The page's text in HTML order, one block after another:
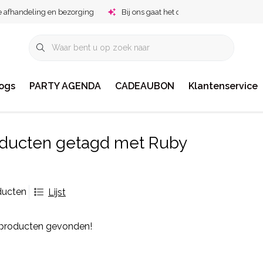
afhandeling en bezorging Bij ons gaat het om jou!
PARTY AGENDA CADEAUBON Klantenservice
getagd met Ruby
Lijst
gevonden!